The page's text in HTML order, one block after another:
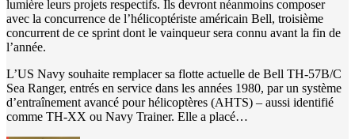
lumière leurs projets respectifs. Ils devront néanmoins composer
avec la concurrence de l’hélicoptériste américain Bell, troisième
concurrent de ce sprint dont le vainqueur sera connu avant la fin de
l’année.
L’US Navy souhaite remplacer sa flotte actuelle de Bell TH-57B/C
Sea Ranger, entrés en service dans les années 1980, par un système
d’entraînement avancé pour hélicoptères (AHTS) – aussi identifié
comme TH-XX ou Navy Trainer. Elle a placé…